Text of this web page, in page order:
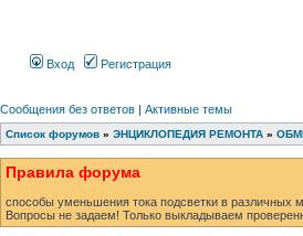
Вход Регистрация
Сообщения без ответов | Активные темы
Список форумов » ЭНЦИКЛОПЕДИЯ РЕМОНТА »
Правила форума
способы уменьшения тока подсветки в различных
Вопросы не задаем! Только выкладываем